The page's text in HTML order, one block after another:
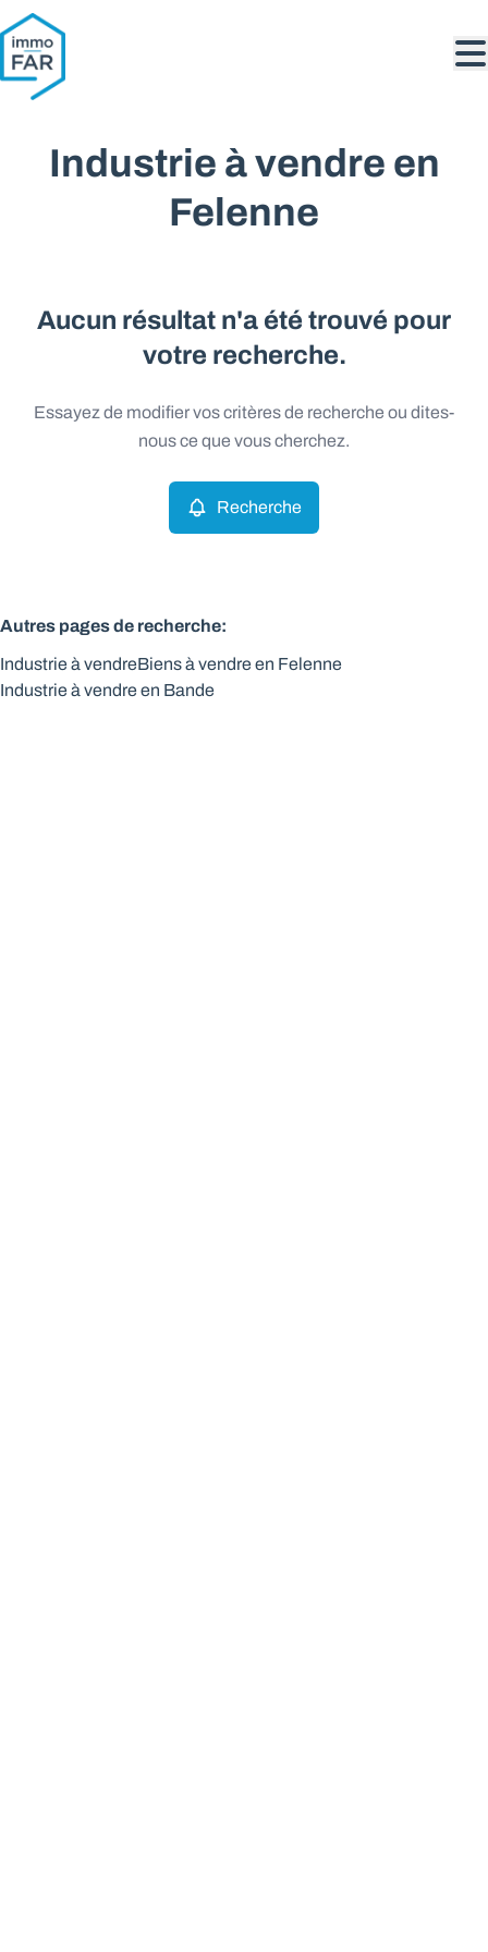
Aller au contenu principal
Industrie à vendre en
Felenne
Aucun résultat n'a été trouvé pour
votre recherche.
Essayez de modifier vos critères de recherche ou dites-
nous ce que vous cherchez.
Recherche
Autres pages de recherche:
Industrie à vendreBiens à vendre en Felenne
Industrie à vendre en Bande